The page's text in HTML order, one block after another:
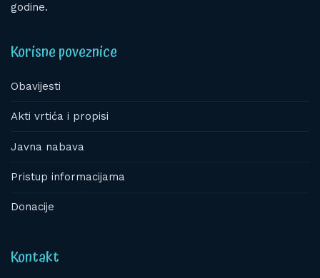
godine.
Korisne poveznice
Obavijesti
Akti vrtića i propisi
Javna nabava
Pristup informacijama
Donacije
Kontakt